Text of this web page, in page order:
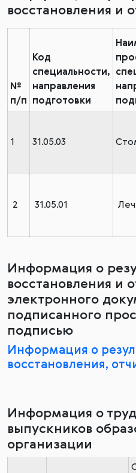
восстановления и
№
п/п
Код
специальности,
направления
подготовки
1 31.05.03
2 31.05.01
Информация о
восстановления и
электронного
подписанного
подписью
Информация о
восстановления,
Информация о
выпускников
организации